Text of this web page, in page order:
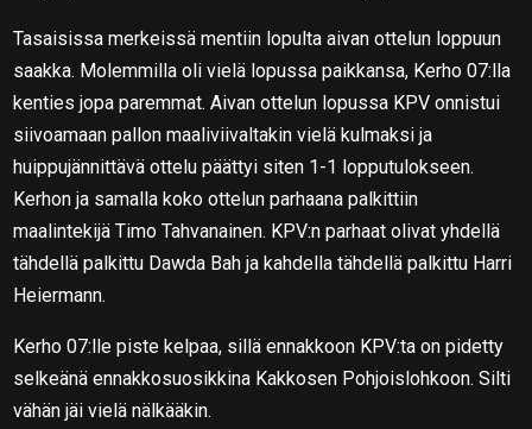
Tasaisissa merkeissä mentiin lopulta aivan ottelun loppuun
saakka. Molemmilla oli vielä lopussa paikkansa, Kerho 07:lla
kenties jopa paremmat. Aivan ottelun lopussa KPV onnistui
siivoamaan pallon maaliviivaltakin vielä kulmaksi ja
huippujännittävä ottelu päättyi siten 1-1 lopputulokseen.
Kerhon ja samalla koko ottelun parhaana palkittiin
maalintekijä Timo Tahvanainen. KPV:n parhaat olivat yhdellä
tähdellä palkittu Dawda Bah ja kahdella tähdellä palkittu Harri
Heiermann.
Kerho 07:lle piste kelpaa, sillä ennakkoon KPV:ta on pidetty
selkeänä ennakkosuosikkina Kakkosen Pohjoislohkoon. Silti
vähän jäi vielä nälkääkin.